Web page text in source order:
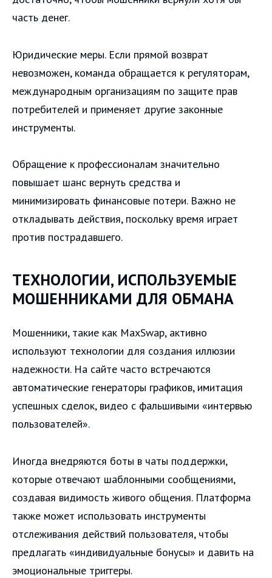
часть денег.
Юридические меры. Если прямой возврат
невозможен, команда обращается к регуляторам,
международным организациям по защите прав
потребителей и применяет другие законные
инструменты.
Обращение к профессионалам значительно
повышает шанс вернуть средства и
минимизировать финансовые потери. Важно не
откладывать действия, поскольку время играет
против пострадавшего.
ТЕХНОЛОГИИ, ИСПОЛЬЗУЕМЫЕ
МОШЕННИКАМИ ДЛЯ ОБМАНА
Мошенники, такие как MaxSwap, активно
используют технологии для создания иллюзии
надежности. На сайте часто встречаются
автоматические генераторы графиков, имитация
успешных сделок, видео с фальшивыми «интервью
пользователей».
Иногда внедряются боты в чаты поддержки,
которые отвечают шаблонными сообщениями,
создавая видимость живого общения. Платформа
также может использовать инструменты
отслеживания действий пользователя, чтобы
предлагать «индивидуальные бонусы» и давить на
эмоциональные триггеры.